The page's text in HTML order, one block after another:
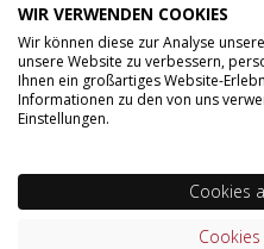
WIR VERWENDEN COOKIES
Wir können diese zur Analyse
unsere Website zu verbessern,
Ihnen ein großartiges Website-
Informationen zu den von uns
Einstellungen.
Cookies